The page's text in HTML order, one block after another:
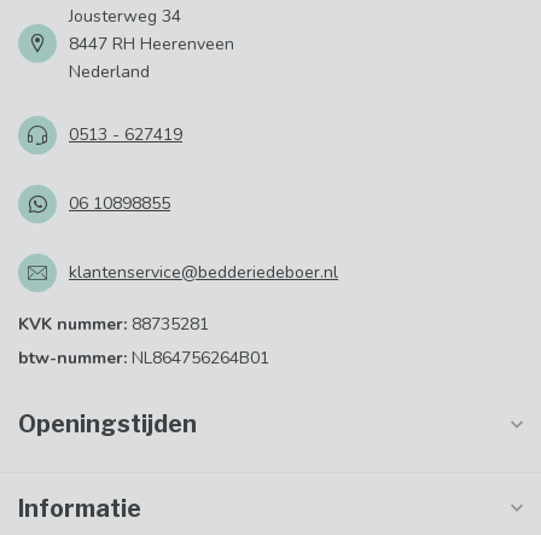
Jousterweg 34
8447 RH Heerenveen
Nederland
0513 - 627419
06 10898855
klantenservice@bedderiedeboer.nl
KVK nummer: 88735281
btw-nummer: NL864756264B01
Openingstijden
Informatie